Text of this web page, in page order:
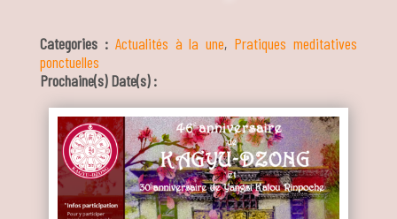
Categories : Actualités à la une, Pratiques meditatives
ponctuelles
Prochaine(s) Date(s) :